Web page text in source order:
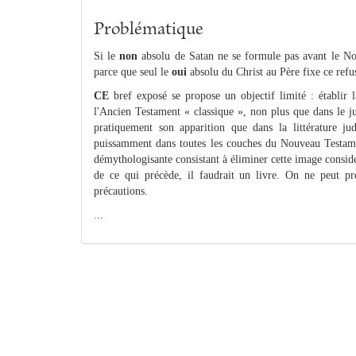
Problématique
Si lenon absolu de Satan ne se formule pas avant le
parce que seul le oui absolu du Christ au Père fixe ce
CE bref exposé se propose un objectif limité : établir
l'Ancien Testament « classique », non plus que dans
pratiquement son apparition que dans la littérature
puissamment dans toutes les couches du Nouveau
démythologisante consistant à éliminer cette image
de ce qui précède, il faudrait un livre. On ne peut
précautions.
...